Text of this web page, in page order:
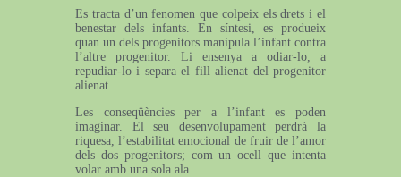
Es tracta d’un fenomen que colpeix els drets i el
benestar dels infants. En síntesi, es produeix
quan un dels progenitors manipula l’infant contra
l’altre progenitor. Li ensenya a odiar-lo, a
repudiar-lo i separa el fill alienat del progenitor
alienat.
Les conseqüències per a l’infant es poden
imaginar. El seu desenvolupament perdrà la
riquesa, l’estabilitat emocional de fruir de l’amor
dels dos progenitors; com un ocell que intenta
volar amb una sola ala.